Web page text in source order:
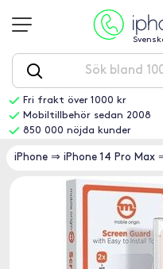
Fri frakt över 1000 kr
Mobiltillbehör sedan 2008
850 000 nöjda kunder
iPhone ⇒ iPhone 14 Pro Max